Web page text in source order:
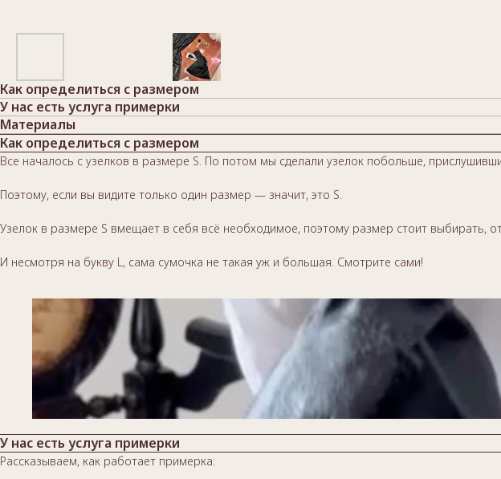
Как определиться с размером
У нас есть услуга примерки
Материалы
Как определиться с размером
Все началось с узелков в размере S. По потом мы сделали узелок побольше,
Поэтому, если вы видите только один размер — значит, это S.
Узелок в размере S вмещает в себя всё необходимое, поэтому размер стоит выбирать,
И несмотря на букву L, сама сумочка не такая уж и большая. Смотрите сами!
У нас есть услуга примерки
Рассказываем, как работает примерка: